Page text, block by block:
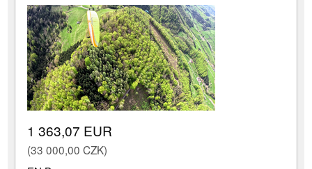
1 363,07 EUR
(33 000,00 CZK)